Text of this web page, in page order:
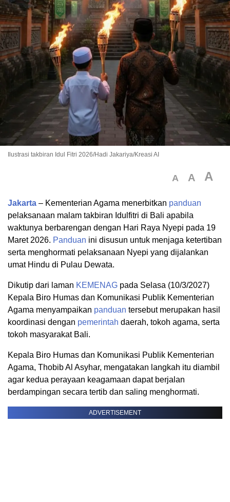
Ilustrasi takbiran Idul Fitri 2026/Hadi Jakariya/Kreasi AI
A A A
Jakarta – Kementerian Agama menerbitkan panduan
pelaksanaan malam takbiran Idulfitri di Bali apabila
waktunya berbarengan dengan Hari Raya Nyepi pada 19
Maret 2026. Panduan ini disusun untuk menjaga ketertiban
serta menghormati pelaksanaan Nyepi yang dijalankan
umat Hindu di Pulau Dewata.
Dikutip dari laman KEMENAG pada Selasa (10/3/2027)
Kepala Biro Humas dan Komunikasi Publik Kementerian
Agama menyampaikan panduan tersebut merupakan hasil
koordinasi dengan pemerintah daerah, tokoh agama, serta
tokoh masyarakat Bali.
Kepala Biro Humas dan Komunikasi Publik Kementerian
Agama, Thobib Al Asyhar, mengatakan langkah itu diambil
agar kedua perayaan keagamaan dapat berjalan
berdampingan secara tertib dan saling menghormati.
ADVERTISEMENT